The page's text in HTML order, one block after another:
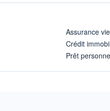
Assurance vie
Crédit
Prêt